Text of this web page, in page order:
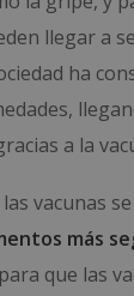
llegar a
ha
a la
vacunas
más
que las